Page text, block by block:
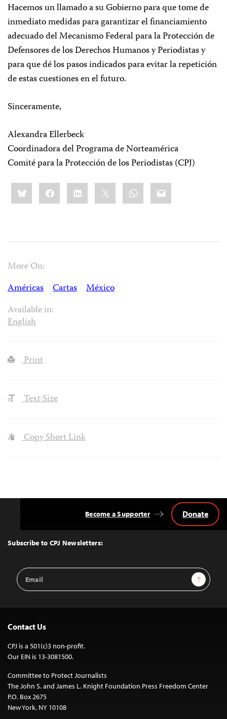
Hacemos un llamado a su Gobierno para que tome de
inmediato medidas para garantizar el financiamiento
adecuado del Mecanismo Federal para la Protección de
Defensores de los Derechos Humanos y Periodistas y
para que dé los pasos indicados para evitar la repetición
de estas cuestiones en el futuro.
Sinceramente,
Alexandra Ellerbeck
Coordinadora del Programa de Norteamérica
Comité para la Protección de los Periodistas (CPJ)
Share
this:BlueskyFacebookLinkedIn WhatsApp
Email
More On:
Américas
Cartas
México
Available in:
English
Print
Text Size
Copy Short Link
Top
Subscribe to CPJ Newsletters:
Email
Address
Sign Up
Become a Supporter Donate
Contact Us
CPJ is a 501(c)3 non-profit.
Our EIN is 13-3081500.
Committee to Protect Journalists
The John S. and James L. Knight Foundation Press Freedom Center
P.O. Box 2675
New York, NY 10108